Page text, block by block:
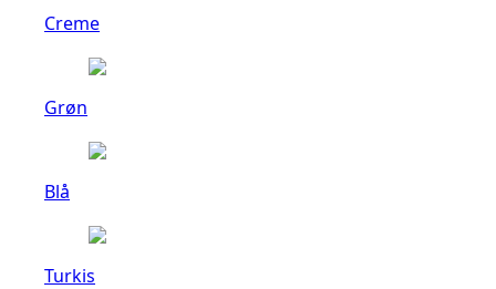
Creme
Grøn
Blå
Turkis